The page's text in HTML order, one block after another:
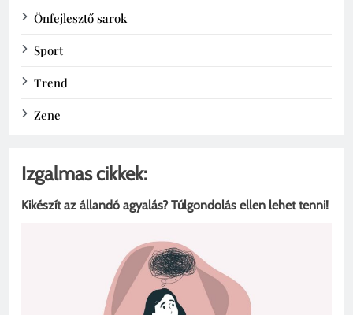
Önfejlesztő sarok
Sport
Trend
Zene
Izgalmas cikkek:
Kikészít az állandó agyalás? Túlgondolás ellen lehet tenni!